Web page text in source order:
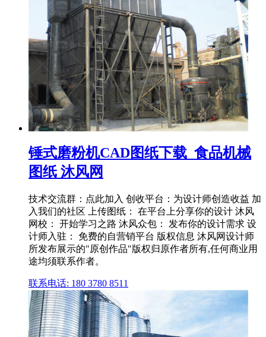
锤式磨粉机CAD图纸下载_食品机械
图纸 沐风网
技术交流群：点此加入 创收平台：为设计师创造收益 加
入我们的社区 上传图纸： 在平台上分享你的设计 沐风
网校： 开始学习之路 沐风众包： 发布你的设计需求 设
计师入驻： 免费的自营销平台 版权信息 沐风网设计师
所发布展示的"原创作品"版权归原作者所有,任何商业用
途均须联系作者。
联系电话: 180 3780 8511